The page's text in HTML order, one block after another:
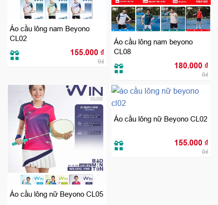
Áo cầu lông nam Beyono
CL02
155.000 ₫
0₫
Áo cầu lông nam beyono
CL08
180.000 ₫
0₫
Áo cầu lông nữ Beyono CL05
Áo cầu lông nữ Beyono CL02
155.000 ₫
0₫